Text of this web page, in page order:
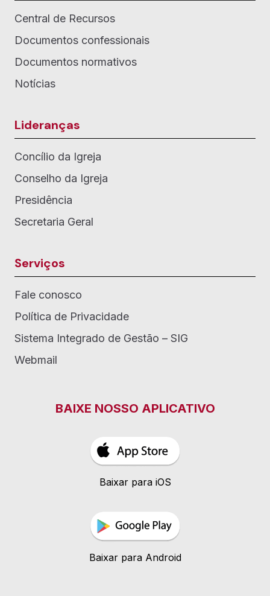
Central de Recursos
Documentos confessionais
Documentos normativos
Notícias
Lideranças
Concílio da Igreja
Conselho da Igreja
Presidência
Secretaria Geral
Serviços
Fale conosco
Política de Privacidade
Sistema Integrado de Gestão – SIG
Webmail
BAIXE NOSSO APLICATIVO
Baixar para iOS
Baixar para Android